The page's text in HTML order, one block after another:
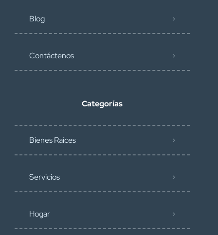
Blog
Contáctenos
Categorías
Bienes Raíces
Servicios
Hogar